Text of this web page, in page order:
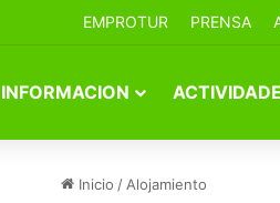
EMPROTUR PRENSA
INFORMACION
Inicio / Alojamiento